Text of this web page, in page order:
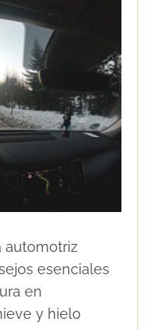
automotriz
esenciales
en
y hielo